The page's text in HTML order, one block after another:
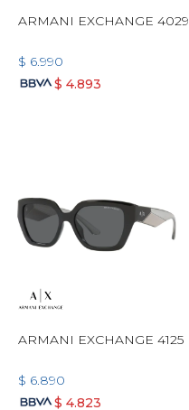
ARMANI EXCHANGE 4029
$ 6.990
$ 4.893
ARMANI EXCHANGE 4125
$ 6.890
$ 4.823